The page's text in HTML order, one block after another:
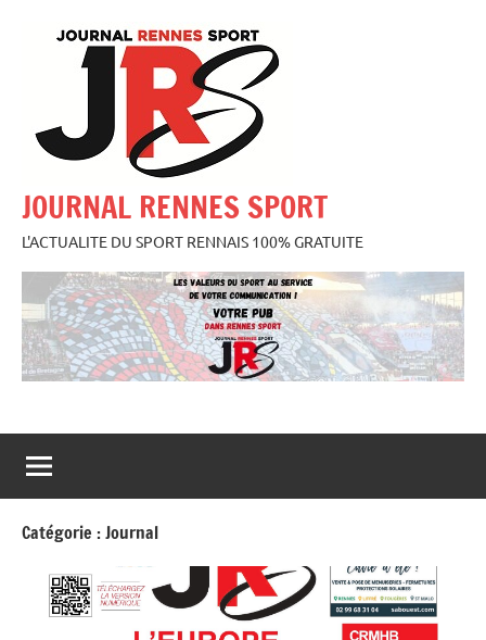
JOURNAL RENNES SPORT
L'ACTUALITE DU SPORT RENNAIS 100% GRATUITE
Catégorie :Journal